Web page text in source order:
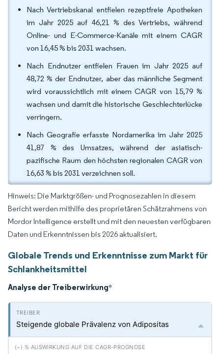
Nach Vertriebskanal entfielen rezeptfreie Apotheken
im Jahr 2025 auf 46,21 % des Vertriebs, während
Online- und E-Commerce-Kanäle mit einem CAGR
von 16,45 % bis 2031 wachsen.
Nach Endnutzer entfielen Frauen im Jahr 2025 auf
48,72 % der Endnutzer, aber das männliche Segment
wird voraussichtlich mit einem CAGR von 15,79 %
wachsen und damit die historische Geschlechterlücke
verringern.
Nach Geografie erfasste Nordamerika im Jahr 2025
41,87 % des Umsatzes, während der asiatisch-
pazifische Raum den höchsten regionalen CAGR von
16,63 % bis 2031 verzeichnen soll.
Hinweis: Die Marktgrößen- und Prognosezahlen in diesem
Bericht werden mithilfe des proprietären Schätzrahmens von
Mordor Intelligence erstellt und mit den neuesten verfügbaren
Daten und Erkenntnissen bis 2026 aktualisiert.
Globale Trends und Erkenntnisse zum Markt für
Schlankheitsmittel
Analyse der Treiberwirkung*
Steigende globale Prävalenz von Adipositas